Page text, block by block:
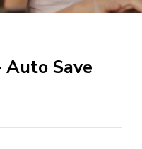
Auto Save